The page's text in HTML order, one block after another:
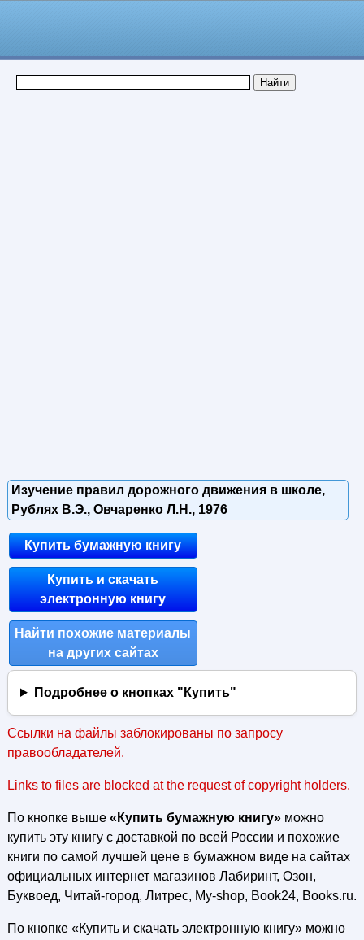
Изучение правил дорожного движения в школе,
Рублях В.Э., Овчаренко Л.Н., 1976
Купить бумажную книгу
Купить и скачать
электронную книгу
Найти похожие материалы
на других сайтах
Подробнее о кнопках "Купить"
Ссылки на файлы заблокированы по запросу
правообладателей.
Links to files are blocked at the request of copyright holders.
По кнопке выше «Купить бумажную книгу»можно
купить эту книгу с доставкой по всей России и похожие
книги по самой лучшей цене в бумажном виде на сайтах
официальных интернет магазинов Лабиринт, Озон,
Буквоед, Читай-город, Литрес, My-shop, Book24, Books.ru.
По кнопке «Купить и скачать электронную книгу» можно